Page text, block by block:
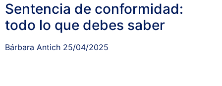
Sentencia de conformidad:
todo lo que debes saber
Bárbara Antich 25/04/2025